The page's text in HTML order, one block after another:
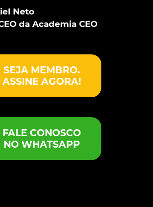
Neto
da Academia CEO
SEJA MEMBRO.
ASSINE AGORA!
FALE CONOSCO
NO WHATSAPP